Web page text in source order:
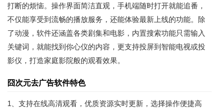
打断的烦恼。操作界面简洁直观，手机端随时打开就能追番，
不仅能享受到流畅的播放服务，还能体验最新上线的功能。除
了动漫，软件还涵盖各类剧集和电影，内置搜索功能只需输入
关键词，就能找到你心仪的内容，更支持投屏到智能电视或投
影仪，打造家庭影院般的观看效果。
囧次元去广告软件特色
1、支持在线高清观看，优质资源实时更新，选择操作便捷高